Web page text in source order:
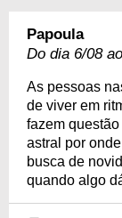
Papoula
Do dia 6/08
As pessoas
de viver em
fazem
astral por
busca de
quando algo